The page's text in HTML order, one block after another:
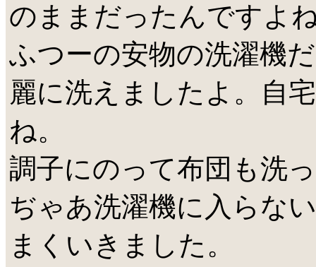
のままだったんですよ
ふつーの安物の洗濯機
麗に洗えましたよ。自
ね。
調子にのって布団も洗
ぢゃあ洗濯機に入らな
まくいきました。